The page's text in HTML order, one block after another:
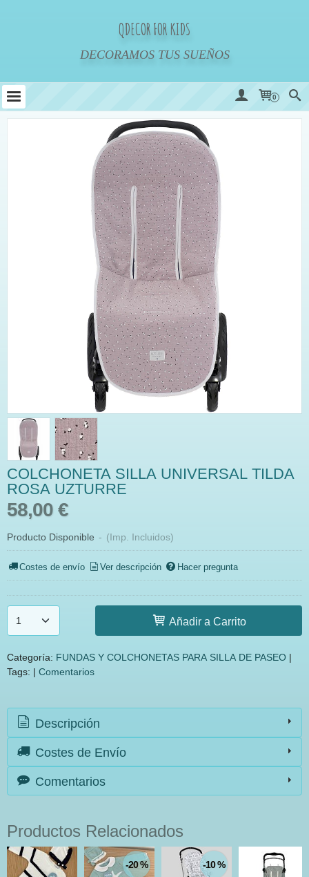
QDECOR FOR KIDS
DECORAMOS TUS SUEÑOS
0
COLCHONETA SILLA UNIVERSAL TILDA
ROSA UZTURRE
58,00 €
Producto Disponible - (Imp. Incluidos)
Costes de envío Ver descripción Hacer pregunta
Añadir a Carrito
Categoría: FUNDAS Y COLCHONETAS PARA SILLA DE PASEO |
Tags: | Comentarios
Descripción
Costes de Envío
Comentarios
Productos Relacionados
-20 % -10 %